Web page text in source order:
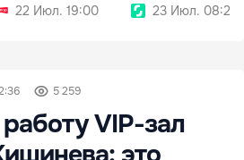
22 Июл. 19:00
23 Июл. 08:28
5 259
VIP-зал